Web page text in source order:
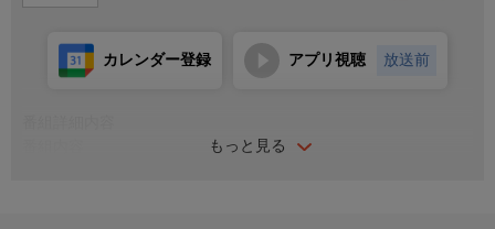
もっと見る
カレンダー登録 アプリ視聴 放送前